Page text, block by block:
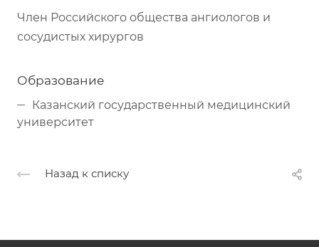
Член Российского общества ангиологов и
сосудистых хирургов
Образование
Казанский государственный медицинский
университет
Назад к списку